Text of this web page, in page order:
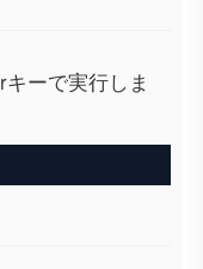
ーで実行しま